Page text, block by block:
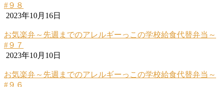
#９８
2023年10月16日
お気楽弁～先週までのアレルギーっこの学校給食代替弁当～
#９７
2023年10月10日
お気楽弁～先週までのアレルギーっこの学校給食代替弁当～
#９６